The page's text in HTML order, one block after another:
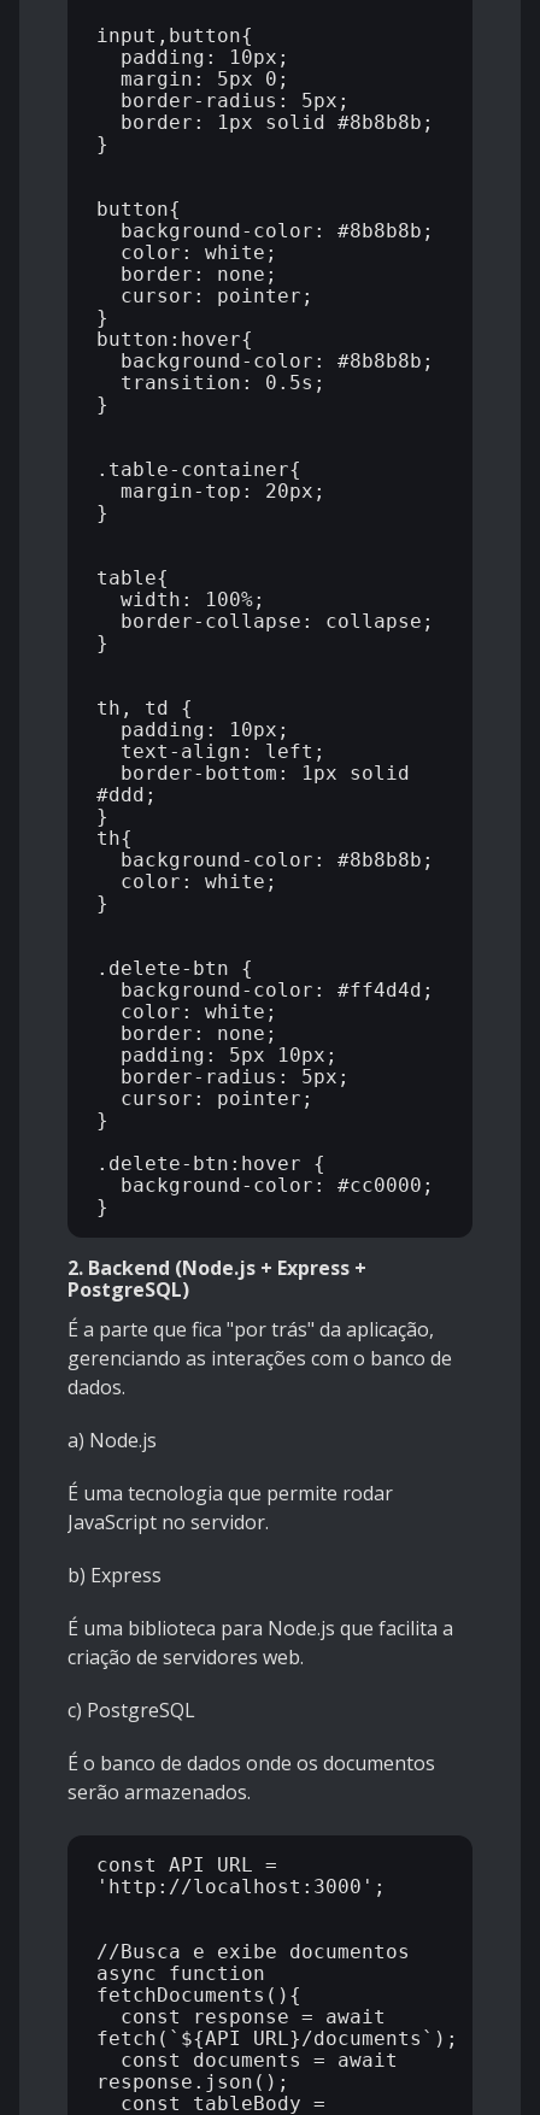
input,button{
padding: 10px;
margin: 5px 0;
border-radius: 5px;
border: 1px solid #8b8b8b;
}
button{
background-color: #8b8b8b;
color: white;
border: none;
cursor: pointer;
}
button:hover{
background-color: #8b8b8b;
transition: 0.5s;
}
.table-container{
margin-top: 20px;
}
table{
width: 100%;
border-collapse: collapse;
}
th, td {
padding: 10px;
text-align: left;
border-bottom: 1px solid
#ddd;
}
th{
background-color: #8b8b8b;
color: white;
}
.delete-btn {
background-color: #ff4d4d;
color: white;
border: none;
padding: 5px 10px;
border-radius: 5px;
cursor: pointer;
}
.delete-btn:hover {
background-color: #cc0000;
2. Backend (Node.js + Express +
PostgreSQL)
É a parte que fica "por trás" da aplicação,
gerenciando as interações com o banco de
dados.
a) Node.js
É uma tecnologia que permite rodar
JavaScript no servidor.
b) Express
É uma biblioteca para Node.js que facilita a
criação de servidores web.
c) PostgreSQL
É o banco de dados onde os documentos
serão armazenados.
const API_URL =
'http://localhost:3000';
//Busca e exibe documentos
async function
fetchDocuments(){
const response = await
fetch(`${API_URL}/documents`);
const documents = await
response.json();
const tableBody =